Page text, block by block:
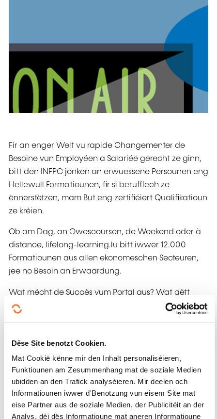
Dëse Site benotzt Cookien.
Mat Cookië kënne mir den Inhalt personaliséieren,
Funktiounen am Zesummenhang mat de soziale Medien
ubidden an den Trafick analyséieren. Mir deelen och
Informatiounen iwwer d'Benotzung vun eisem Site mat
eise Partner aus de soziale Medien, der Publicitéit an der
Analys, déi dës Informatioune mat aneren Informatioune
Fir an enger Welt vu rapide Changementer de
Besoine vun Employéen a Salariéë gerecht ze ginn,
bitt den INFPC jonken an erwuessene Persounen eng
Hellewull Formatiounen, fir si berufflech ze
ënnerstëtzen, mam But eng zertifiéiert Qualifikatioun
ze kréien.
Ob am Dag, an Owescoursen, de Weekend oder à
distance, lifelong-learning.lu bitt iwwer 12.000
Formatiounen aus allen ekonomeschen Secteuren,
jee no Besoin an Erwaardung.
Wat mécht de Succès vum Portal aus? Wat gëtt
genee ugebueden? Wien hëlt u wat fir enge
Am Fong geet dem Sujet an de Froen op de Fong.
lifelong-learning.lu an d'Cathia Gromczyk,
Responsabel fir d'Kommunikatioun beim INFPC.
D'Natasha Ehrmann féiert duerch d'Gespréich.